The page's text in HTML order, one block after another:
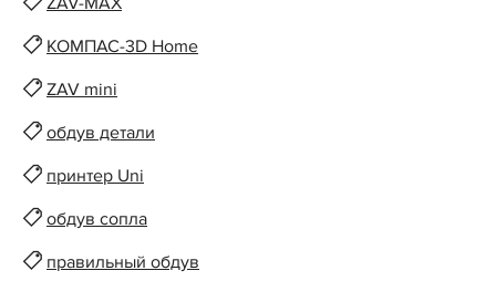
КОМПАС-3D Home
ZAV mini
обдув детали
принтер Uni
обдув сопла
правильный обдув